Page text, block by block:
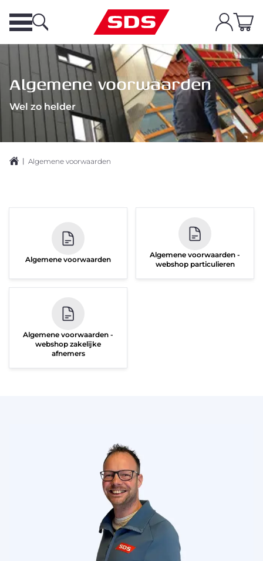
Algemene voorwaarden
Wel zo helder
| Algemene voorwaarden
Algemene voorwaarden
Algemene voorwaarden -
webshop particulieren
Algemene voorwaarden -
webshop zakelijke
afnemers